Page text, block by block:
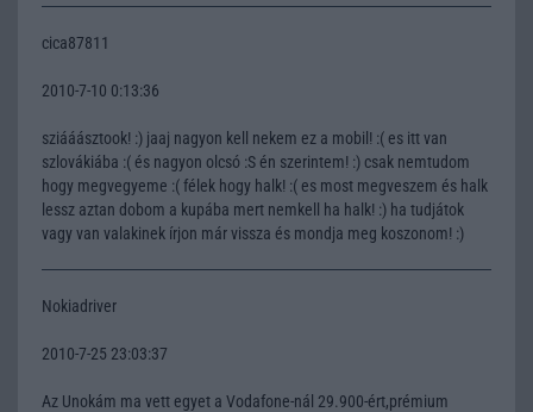
cica87811
2010-7-10 0:13:36
sziááásztook! :) jaaj nagyon kell nekem ez a mobil! :( es itt van
szlovákiába :( és nagyon olcsó :S én szerintem! :) csak nemtudom
hogy megvegyeme :( félek hogy halk! :( es most megveszem és halk
lessz aztan dobom a kupába mert nemkell ha halk! :) ha tudjátok
vagy van valakinek írjon már vissza és mondja meg koszonom! :)
Nokiadriver
2010-7-25 23:03:37
Az Unokám ma vett egyet a Vodafone-nál 29.900-ért,prémium